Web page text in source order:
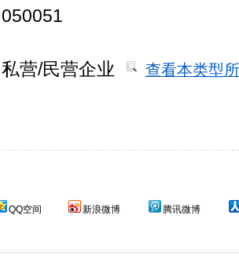
私营/民营企业 查看本类型
QQ空间 新浪微博 腾讯微博